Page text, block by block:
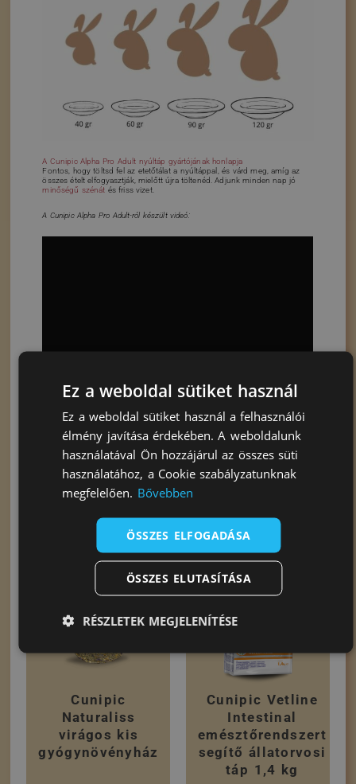
A Cunipic Alpha Pro Adult nyúltáp gyártójának honlapja
Fontos, hogy töltsd fel az etetőtálat a nyúltáppal, és várd meg, amíg az
összes ételt elfogyasztják, mielőtt újra töltenéd. Adjunk minden nap jó
minőségű szénát és friss vizet.
A Cunipic Alpha Pro Adult-ról készült videó:
Érdekelhetnek Még…
Cunipic
Naturaliss
virágos kis
gyógynövényház
Cunipic Vetline
Intestinal
emésztőrendszert
segítő állatorvosi
táp 1,4 kg
Ez a weboldal sütiket használ
Ez a weboldal sütiket használ a felhasználói
élmény javítása érdekében. A weboldalunk
használatával Ön hozzájárul az összes süti
használatához, a Cookie szabályzatunknak
megfelelően. Bővebben
ÖSSZES ELFOGADÁSA
ÖSSZES ELUTASÍTÁSA
RÉSZLETEK MEGJELENÍTÉSE